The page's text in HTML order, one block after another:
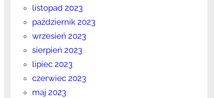
listopad 2023
październik 2023
wrzesień 2023
sierpień 2023
lipiec 2023
czerwiec 2023
maj 2023